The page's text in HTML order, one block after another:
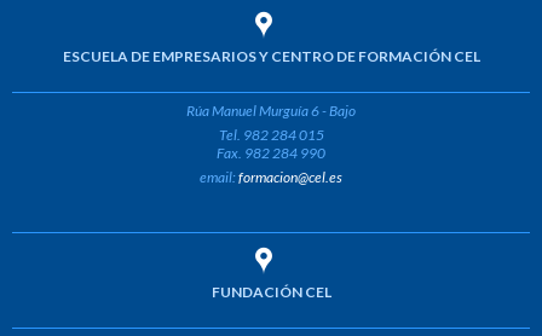
ESCUELA DE EMPRESARIOS Y CENTRO DE FORMACIÓN CEL
Rúa Manuel Murguía 6 - Bajo
Tel. 982 284 015
Fax. 982 284 990
email:formacion@cel.es
FUNDACIÓN CEL